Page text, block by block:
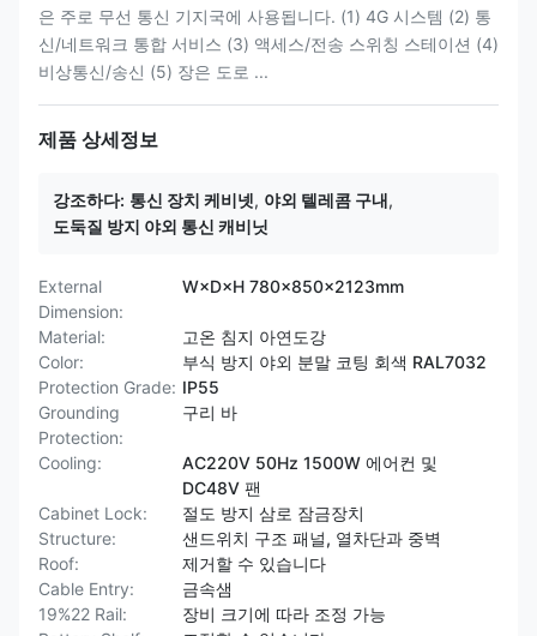
은 주로 무선 통신 기지국에 사용됩니다. (1) 4G 시스템 (2) 통
신/네트워크 통합 서비스 (3) 액세스/전송 스위칭 스테이션 (4)
비상통신/송신 (5) 장은 도로 ...
제품 상세정보
강조하다: 통신 장치 케비넷, 야외 텔레콤 구내,
도둑질 방지 야외 통신 캐비닛
External
Dimension:
W×D×H 780×850×2123mm
Material:
고온 침지 아연도강
Color:
부식 방지 야외 분말 코팅 회색 RAL7032
Protection Grade: IP55
Grounding
Protection:
구리 바
Cooling:
AC220V 50Hz 1500W 에어컨 및
DC48V 팬
Cabinet Lock:
절도 방지 삼로 잠금장치
Structure:
샌드위치 구조 패널, 열차단과 중벽
Roof:
제거할 수 있습니다
Cable Entry:
금속샘
19%22 Rail:
장비 크기에 따라 조정 가능